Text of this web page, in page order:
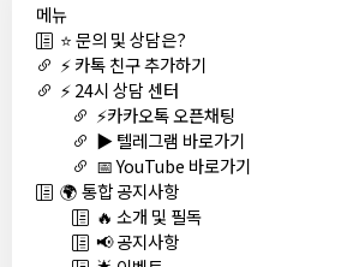
메뉴
⭐ 문의 및 상담은?
⚡ 카톡 친구 추가하기
⚡ 24시 상담 센터
⚡카카오톡 오픈채팅
▶️ 텔레그램 바로가기
📅 YouTube 바로가기
🌍 통합 공지사항
🔥 소개 및 필독
📢 공지사항